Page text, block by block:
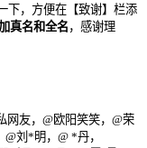
下，方便在【致谢】栏添
真名和全名 ，感谢理
网友，@欧阳笑笑，@荣
刘*明，@ *丹，